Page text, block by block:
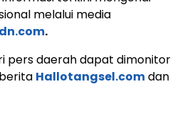
melalui media
.
pers daerah dapat dimonitor
Hallotangsel.comdan